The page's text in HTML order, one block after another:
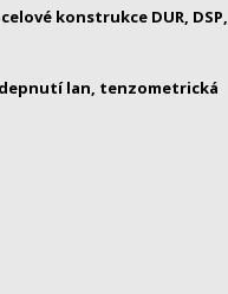
konstrukce DUR, DSP,
lan, tenzometrická